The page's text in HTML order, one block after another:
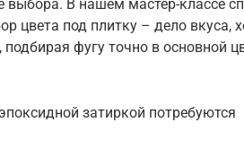
выбора. В нашем мастер-классе
цвета под плитку – дело вкуса,
подбирая фугу точно в основной
затиркой потребуются